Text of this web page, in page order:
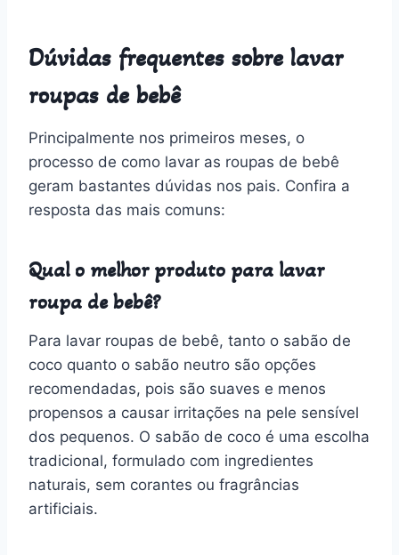
Dúvidas frequentes sobre lavar
roupas de bebê
Principalmente nos primeiros meses, o
processo de como lavar as roupas de bebê
geram bastantes dúvidas nos pais. Confira a
resposta das mais comuns:
Qual o melhor produto para lavar
roupa de bebê?
Para lavar roupas de bebê, tanto o sabão de
coco quanto o sabão neutro são opções
recomendadas, pois são suaves e menos
propensos a causar irritações na pele sensível
dos pequenos. O sabão de coco é uma escolha
tradicional, formulado com ingredientes
naturais, sem corantes ou fragrâncias
artificiais.